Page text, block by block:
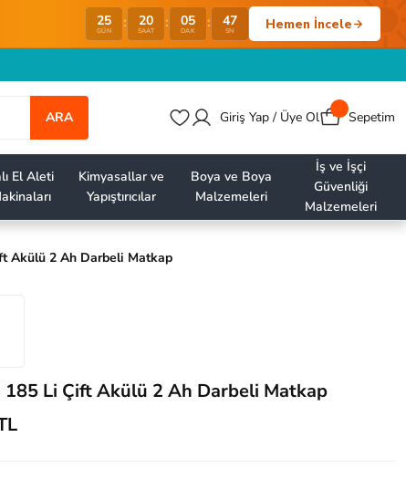
25
GÜN : 20
SAAT : 05
DAK : 47
SN Hemen İncele
ARA Giriş Yap / Üye Ol Sepetim
El Aleti
Kimyasallar ve
Yapıştırıcılar
Boya ve Boya
Malzemeleri
İş ve İşçi
Güvenliği
Malzemeleri
Akülü 2 Ah Darbeli Matkap
185 Li Çift Akülü 2 Ah Darbeli Matkap